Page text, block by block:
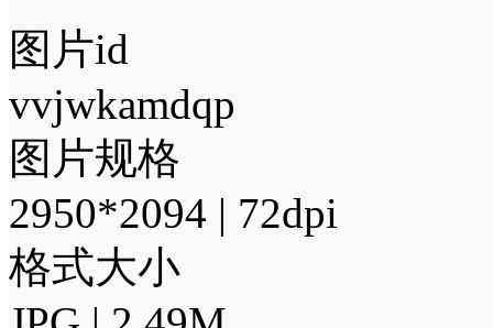
图片id
vvjwkamdqp
图片规格
2950*2094 | 72dpi
格式大小